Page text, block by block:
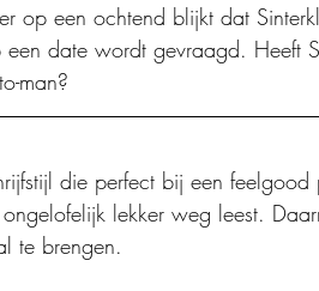
op een ochtend blijkt dat
een date wordt gevraagd. Heeft
man?
die perfect bij een
lekker weg leest.
te brengen.